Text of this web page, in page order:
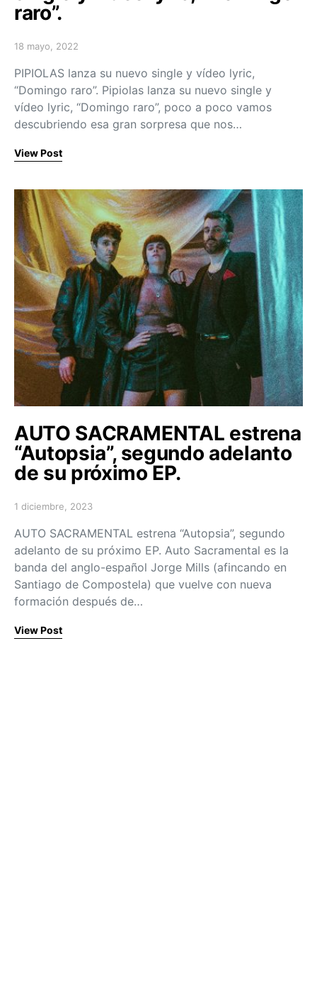
raro”.
Posted on
18 mayo, 2022
PIPIOLAS lanza su nuevo single y vídeo lyric,
“Domingo raro”. Pipiolas lanza su nuevo single y
vídeo lyric, “Domingo raro”, poco a poco vamos
descubriendo esa gran sorpresa que nos…
View Post
AUTO SACRAMENTAL estrena
“Autopsia”, segundo adelanto
de su próximo EP.
Posted on
1 diciembre, 2023
AUTO SACRAMENTAL estrena “Autopsia”, segundo
adelanto de su próximo EP. Auto Sacramental es la
banda del anglo-español Jorge Mills (afincando en
Santiago de Compostela) que vuelve con nueva
formación después de…
View Post